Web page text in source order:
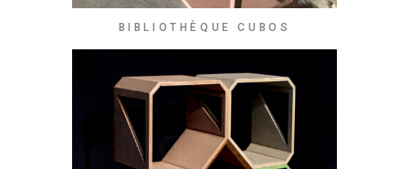
BIBLIOTHÈQUE CUBOS